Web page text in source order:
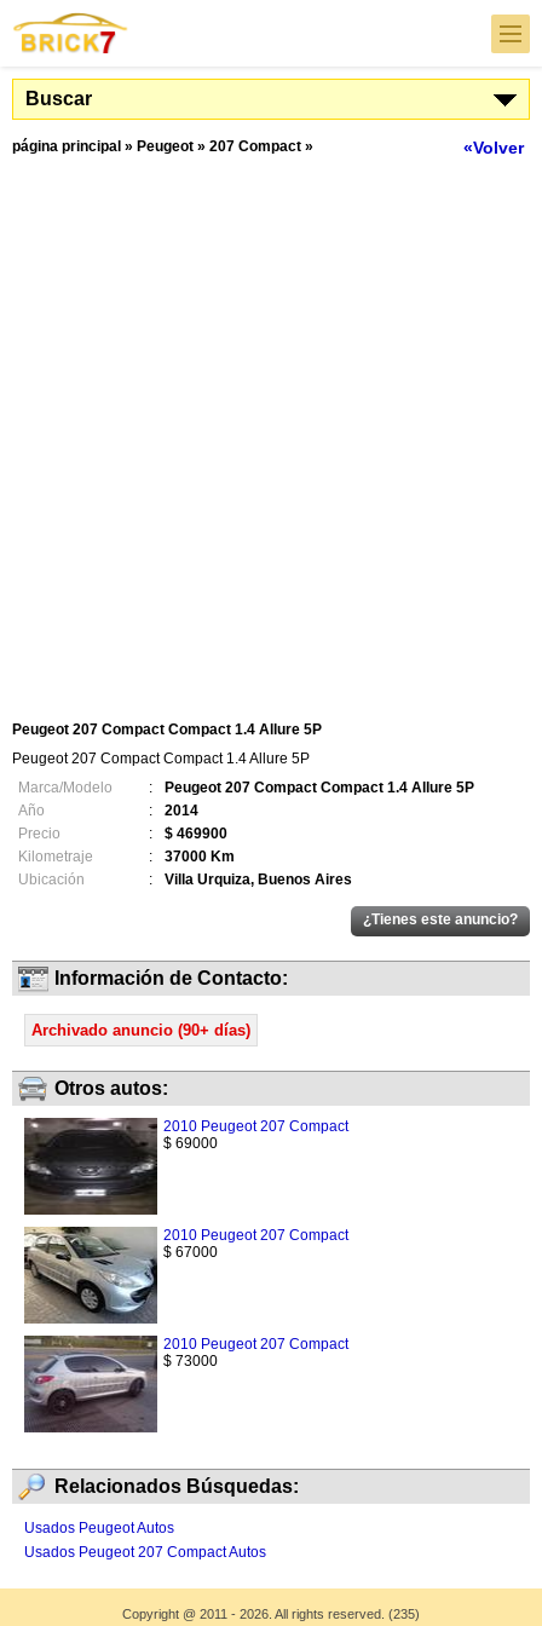
Buscar
«Volver
página principal » Peugeot » 207 Compact »
Peugeot 207 Compact Compact 1.4 Allure 5P
Peugeot 207 Compact Compact 1.4 Allure 5P
Marca/Modelo
:
Peugeot 207 Compact Compact 1.4 Allure 5P
Año
:
2014
Precio
:
$ 469900
Kilometraje
:
37000 Km
Ubicación
: Villa Urquiza, Buenos Aires
Información de Contacto:
Archivado anuncio (90+ días)
Otros autos:
2010 Peugeot 207 Compact
$ 69000
2010 Peugeot 207 Compact
$ 67000
2010 Peugeot 207 Compact
$ 73000
Relacionados Búsquedas:
Usados Peugeot Autos
Usados Peugeot 207 Compact Autos
Copyright @ 2011 - 2026. All rights reserved. (235)